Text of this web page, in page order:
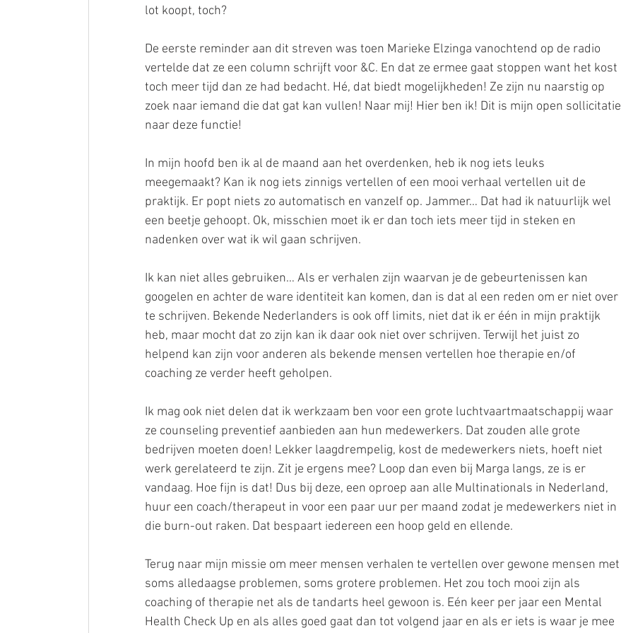
lot koopt, toch?
De eerste reminder aan dit streven was toen Marieke Elzinga vanochtend op de radio
vertelde dat ze een column schrijft voor &C. En dat ze ermee gaat stoppen want het kost
toch meer tijd dan ze had bedacht. Hé, dat biedt mogelijkheden! Ze zijn nu naarstig op
zoek naar iemand die dat gat kan vullen! Naar mij! Hier ben ik! Dit is mijn open sollicitatie
naar deze functie!
In mijn hoofd ben ik al de maand aan het overdenken, heb ik nog iets leuks
meegemaakt? Kan ik nog iets zinnigs vertellen of een mooi verhaal vertellen uit de
praktijk. Er popt niets zo automatisch en vanzelf op. Jammer… Dat had ik natuurlijk wel
een beetje gehoopt. Ok, misschien moet ik er dan toch iets meer tijd in steken en
nadenken over wat ik wil gaan schrijven.
Ik kan niet alles gebruiken… Als er verhalen zijn waarvan je de gebeurtenissen kan
googelen en achter de ware identiteit kan komen, dan is dat al een reden om er niet over
te schrijven. Bekende Nederlanders is ook off limits, niet dat ik er één in mijn praktijk
heb, maar mocht dat zo zijn kan ik daar ook niet over schrijven. Terwijl het juist zo
helpend kan zijn voor anderen als bekende mensen vertellen hoe therapie en/of
coaching ze verder heeft geholpen.
Ik mag ook niet delen dat ik werkzaam ben voor een grote luchtvaartmaatschappij waar
ze counseling preventief aanbieden aan hun medewerkers. Dat zouden alle grote
bedrijven moeten doen! Lekker laagdrempelig, kost de medewerkers niets, hoeft niet
werk gerelateerd te zijn. Zit je ergens mee? Loop dan even bij Marga langs, ze is er
vandaag. Hoe fijn is dat! Dus bij deze, een oproep aan alle Multinationals in Nederland,
huur een coach/therapeut in voor een paar uur per maand zodat je medewerkers niet in
die burn-out raken. Dat bespaart iedereen een hoop geld en ellende.
Terug naar mijn missie om meer mensen verhalen te vertellen over gewone mensen met
soms alledaagse problemen, soms grotere problemen. Het zou toch mooi zijn als
coaching of therapie net als de tandarts heel gewoon is. Eén keer per jaar een Mental
Health Check Up en als alles goed gaat dan tot volgend jaar en als er iets is waar je mee